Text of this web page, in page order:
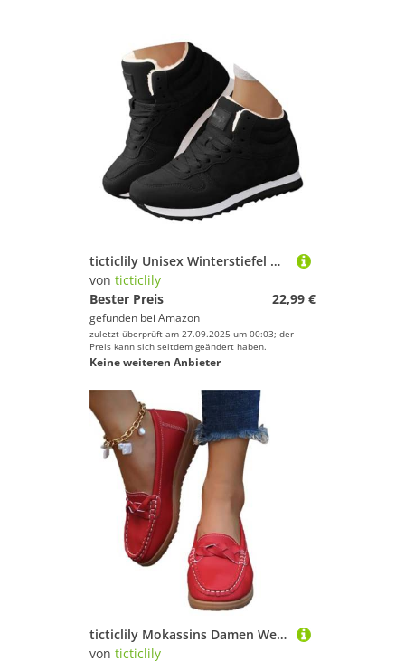
ticticlily Unisex Winterstiefel Herren Damen Warm Gefütterte Winterschuhe Schneestiefel Paar Plüsch Schlupfstiefel Kurzschaft Stiefel Boots Outdoor Wanderschuhe Große Größe B Schwarz 40 EU
von ticticlily
Bester Preis
22,99 €
gefunden bei Amazon
zuletzt überprüft am 27.09.2025 um 00:03; der
Preis kann sich seitdem geändert haben.
Keine weiteren Anbieter
ticticlily Mokassins Damen Weiches Leder Halbschuhe rutschfest Loafers Slipper Flache Lauflernschuhe Bootsschuhe A Rot 37 EU
von ticticlily